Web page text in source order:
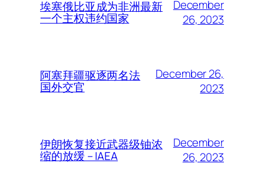
埃塞俄比亚成为非洲最新
一个主权违约国家
December
26, 2023
阿塞拜疆驱逐两名法
国外交官
December 26,
2023
伊朗恢复接近武器级铀浓
缩的放缓 – IAEA
December
26, 2023